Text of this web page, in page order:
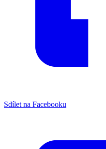
Sdílet na Facebooku